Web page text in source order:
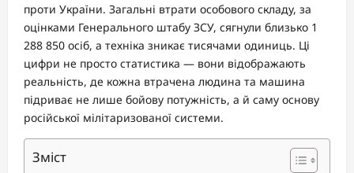
проти України. Загальні втрати особового складу, за
оцінками Генерального штабу ЗСУ, сягнули близько 1
288 850 осіб, а техніка зникає тисячами одиниць. Ці
цифри не просто статистика — вони відображають
реальність, де кожна втрачена людина та машина
підриває не лише бойову потужність, а й саму основу
російської мілітаризованої системи.
Зміст